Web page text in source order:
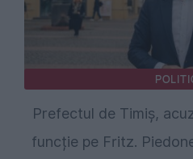
Prefectul de Timiș,
funcție pe Fritz.